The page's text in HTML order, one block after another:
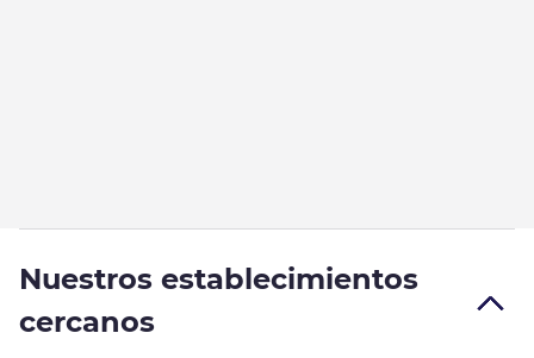
Nuestros establecimientos
cercanos